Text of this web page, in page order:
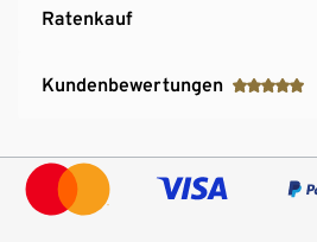
Ratenkauf
Kundenbewertungen